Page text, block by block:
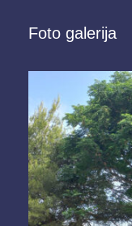
Foto galerija